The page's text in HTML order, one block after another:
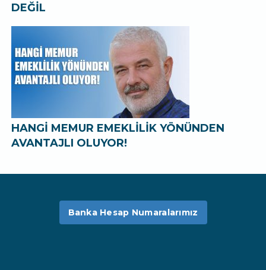
DEĞİL
HANGİ MEMUR EMEKLİLİK YÖNÜNDEN
AVANTAJLI OLUYOR!
Banka Hesap Numaralarımız